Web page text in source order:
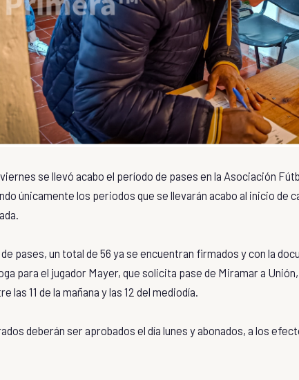
se llevó acabo el período de pases en la Asociación
únicamente los periodos que se llevarán acabo al inicio de
pases, un total de 56 ya se encuentran firmados y con la
para el jugador Mayer, que solicita pase de Miramar a
las 11 de la mañana y las 12 del mediodía.
deberán ser aprobados el día lunes y abonados, a los